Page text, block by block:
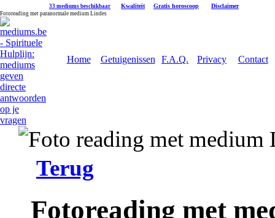
33 mediums beschikbaar Kwaliteit Gratis horoscoop Disclaimer
Fotoreading met paranormale medium Lindes
Home Getuigenissen F.A.Q. Privacy Contact
Terug
Fotoreading met